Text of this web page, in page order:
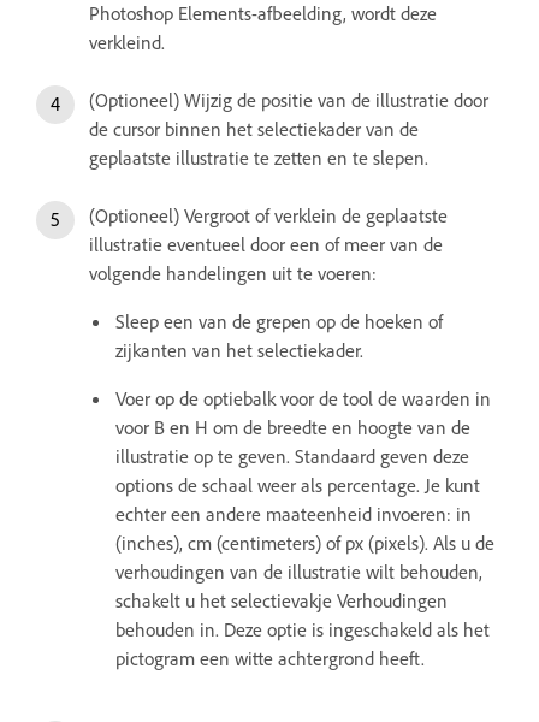
Photoshop Elements-afbeelding, wordt deze
verkleind.
(Optioneel) Wijzig de positie van de illustratie door
de cursor binnen het selectiekader van de
geplaatste illustratie te zetten en te slepen.
(Optioneel) Vergroot of verklein de geplaatste
illustratie eventueel door een of meer van de
volgende handelingen uit te voeren:
Sleep een van de grepen op de hoeken of
zijkanten van het selectiekader.
Voer op de optiebalk voor de tool de waarden in
voor B en H om de breedte en hoogte van de
illustratie op te geven. Standaard geven deze
options de schaal weer als percentage. Je kunt
echter een andere maateenheid invoeren: in
(inches), cm (centimeters) of px (pixels). Als u de
verhoudingen van de illustratie wilt behouden,
schakelt u het selectievakje Verhoudingen
behouden in. Deze optie is ingeschakeld als het
pictogram een witte achtergrond heeft.